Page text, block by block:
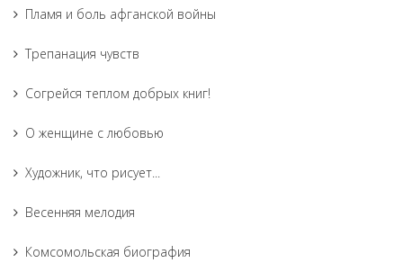
Пламя и боль афганской войны
Трепанация чувств
Согрейся теплом добрых книг!
О женщине с любовью
Художник, что рисует...
Весенняя мелодия
Комсомольская биография